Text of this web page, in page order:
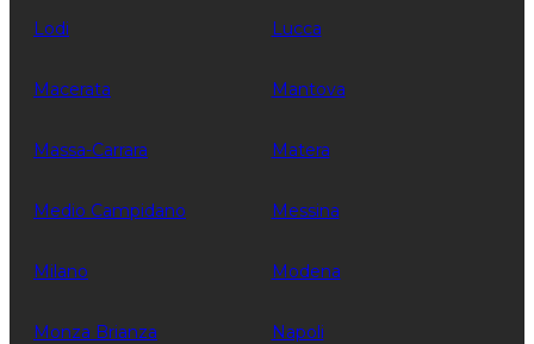
Lodi Lucca
Macerata Mantova
Massa-Carrara Matera
Medio Campidano Messina
Milano Modena
Monza Brianza Napoli